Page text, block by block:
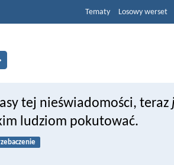
Tematy Losowy werset
tej nieświadomości, teraz
ludziom pokutować.